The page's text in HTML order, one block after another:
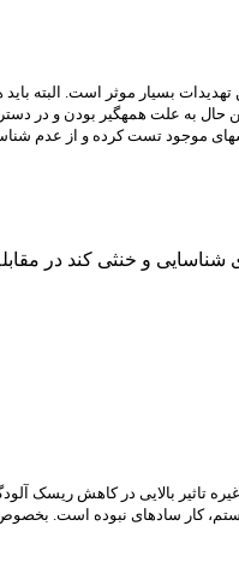
تهدیدات بسیار موثر است. البته
حال به علت همهگیر بودن و در
موجود تست کرده و از عدم
و خنثی کند در مقابله با
بالایی در کاهش ریسک
کار سادهای نبوده است. بخصوص